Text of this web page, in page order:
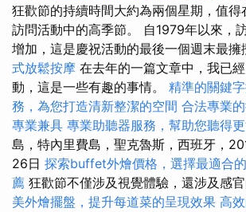
狂歡節的持續時間大約為兩個星期，值得
訪問活動中的高季節。 自1979年以來，
增加，這是慶祝活動的最後一個週末最擁
式放鬆按摩 在去年的一篇文章中，我已
動，這是一些有趣的事情。 精準的關鍵
務，為您打造清新整潔的空間 合法專業
專業兼具 專業助聽器服務，幫助您聽得
島，特內里費島，聖克魯斯，西班牙，
26日 探索buffet外燴價格，選擇最適合
薦 狂歡節不僅涉及視覺體驗，還涉及感
美外燴擺盤，提升每道菜的呈現效果 高